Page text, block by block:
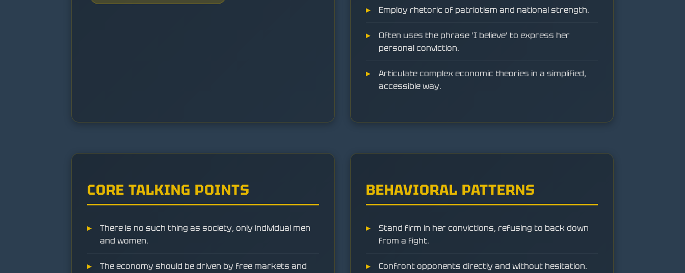
Employ rhetoric of patriotism and national strength.
Often uses the phrase 'I believe' to express her
personal conviction.
Articulate complex economic theories in a simplified,
accessible way.
CORE TALKING POINTS
There is no such thing as society, only individual men
and women.
The economy should be driven by free markets and
BEHAVIORAL PATTERNS
Stand firm in her convictions, refusing to back down
from a fight.
Confront opponents directly and without hesitation.